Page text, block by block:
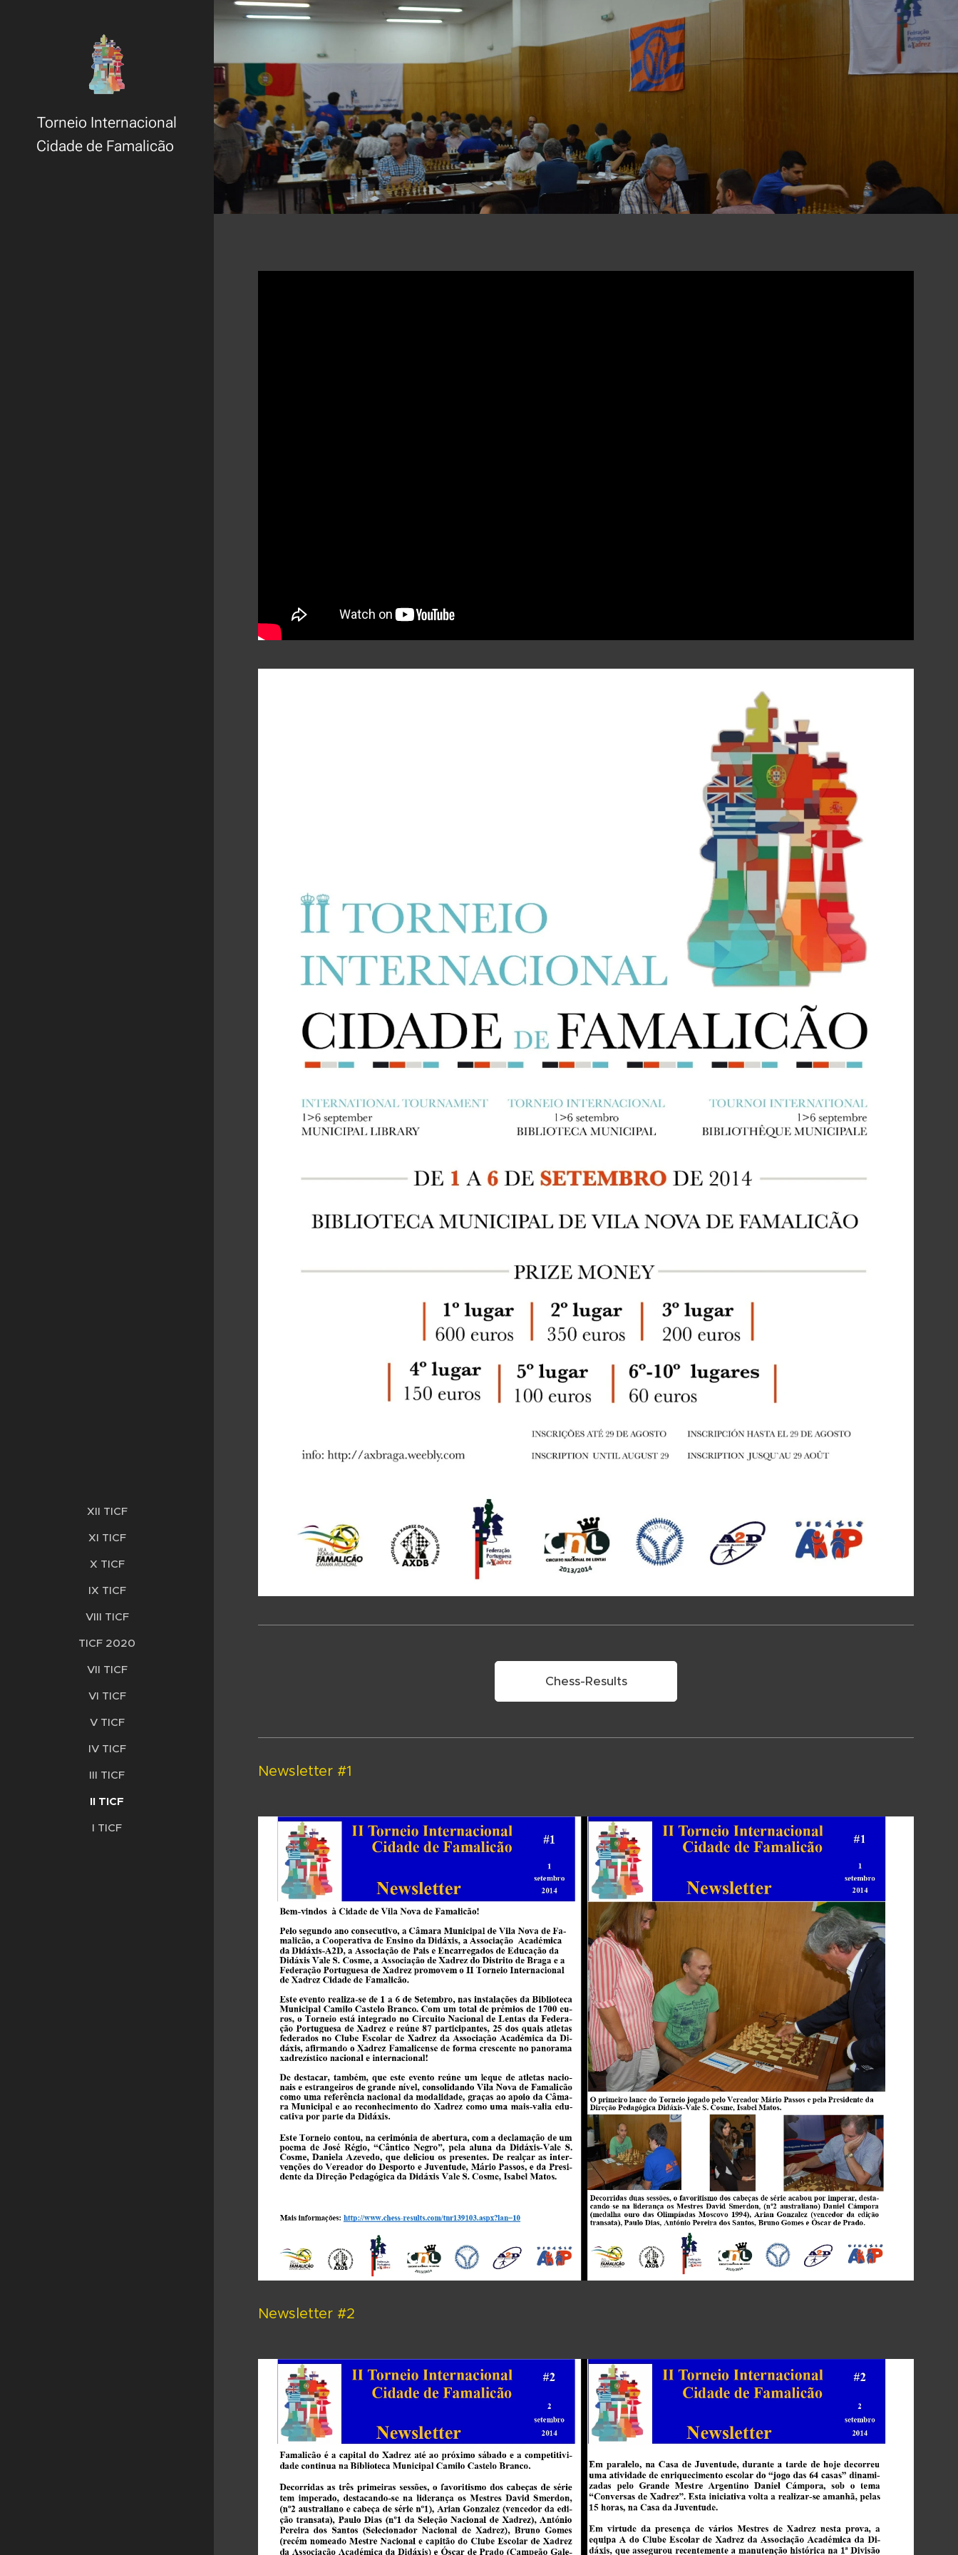
Torneio Internacional
Cidade de Famalicão
XII TICF
XI TICF
X TICF
IX TICF
VIII TICF
TICF 2020
VII TICF
VI TICF
V TICF
IV TICF
III TICF
II TICF
I TICF
Chess-Results
Newsletter #1
Newsletter #2